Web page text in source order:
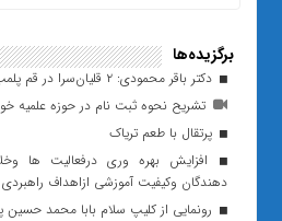
برگزیده‌ها
دکتر باقر محمودی: ۲ قلیان‌سرا در قم پلمب شد
تشریح نحوه ثبت نام در حوزه علمیه
پرتقال با طعم تریاک
افزایش بهره وری درفعالیت ها
دهندگان وکیفیت آموزشی ازاهداف
رونمایی از کلیپ سلام بابا محمد حسین